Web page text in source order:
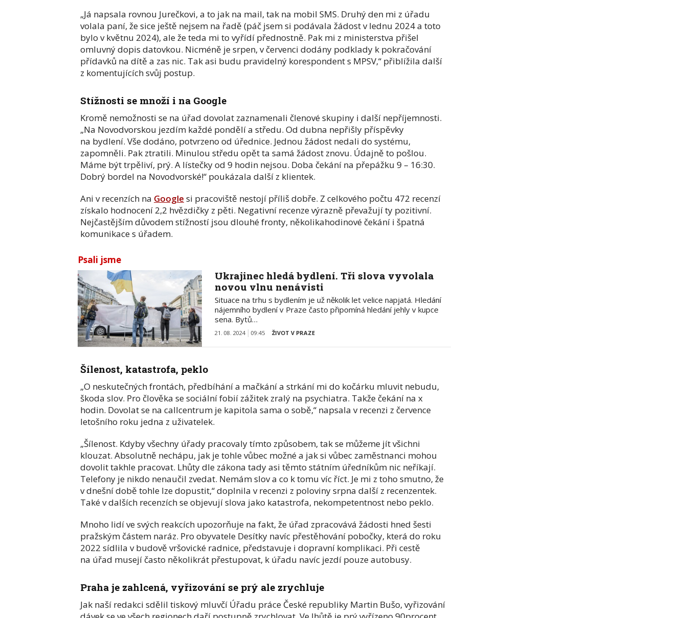
„Já napsala rovnou Jurečkovi, a to jak na mail, tak na mobil SMS. Druhý den mi z úřadu
volala paní, že sice ještě nejsem na řadě (páč jsem si podávala žádost v lednu 2024 a toto
bylo v květnu 2024), ale že teda mi to vyřídí přednostně. Pak mi z ministerstva přišel
omluvný dopis datovkou. Nicméně je srpen, v červenci dodány podklady k pokračování
přídavků na dítě a zas nic. Tak asi budu pravidelný korespondent s MPSV,“ přiblížila další
z komentujících svůj postup.
Stížnosti se množí i na Google
Kromě nemožnosti se na úřad dovolat zaznamenali členové skupiny i další nepříjemnosti.
„Na Novodvorskou jezdím každé pondělí a středu. Od dubna nepřišly příspěvky
na bydlení. Vše dodáno, potvrzeno od úřednice. Jednou žádost nedali do systému,
zapomněli. Pak ztratili. Minulou středu opět ta samá žádost znovu. Údajně to pošlou.
Máme být trpěliví, prý. A lístečky od 9 hodin nejsou. Doba čekání na přepážku 9 – 16:30.
Dobrý bordel na Novodvorské!“ poukázala další z klientek.
Ani v recenzích na Google si pracoviště nestojí příliš dobře. Z celkového počtu 472 recenzí
získalo hodnocení 2,2 hvězdičky z pěti. Negativní recenze výrazně převažují ty pozitivní.
Nejčastějším důvodem stížností jsou dlouhé fronty, několikahodinové čekání i špatná
komunikace s úřadem.
Psali jsme
Ukrajinec hledá bydlení. Tři slova vyvolala
novou vlnu nenávisti
Situace na trhu s bydlením je už několik let velice napjatá. Hledání
nájemního bydlení v Praze často připomíná hledání jehly v kupce
sena. Bytů…
21. 08. 2024 09:45 ŽIVOT V PRAZE
Šílenost, katastrofa, peklo
„O neskutečných frontách, předbíhání a mačkání a strkání mi do kočárku mluvit nebudu,
škoda slov. Pro člověka se sociální fobií zážitek zralý na psychiatra. Takže čekání na x
hodin. Dovolat se na callcentrum je kapitola sama o sobě,“ napsala v recenzi z července
letošního roku jedna z uživatelek.
„Šílenost. Kdyby všechny úřady pracovaly tímto způsobem, tak se můžeme jít všichni
klouzat. Absolutně nechápu, jak je tohle vůbec možné a jak si vůbec zaměstnanci mohou
dovolit takhle pracovat. Lhůty dle zákona tady asi těmto státním úředníkům nic neříkají.
Telefony je nikdo nenaučil zvedat. Nemám slov a co k tomu víc říct. Je mi z toho smutno, že
v dnešní době tohle lze dopustit,“ doplnila v recenzi z poloviny srpna další z recenzentek.
Také v dalších recenzích se objevují slova jako katastrofa, nekompetentnost nebo peklo.
Mnoho lidí ve svých reakcích upozorňuje na fakt, že úřad zpracovává žádosti hned šesti
pražským částem naráz. Pro obyvatele Desítky navíc přestěhování pobočky, která do roku
2022 sídlila v budově vršovické radnice, představuje i dopravní komplikaci. Při cestě
na úřad musejí často několikrát přestupovat, k úřadu navíc jezdí pouze autobusy.
Praha je zahlcená, vyřizování se prý ale zrychluje
Jak naší redakci sdělil tiskový mluvčí Úřadu práce České republiky Martin Bušo, vyřizování